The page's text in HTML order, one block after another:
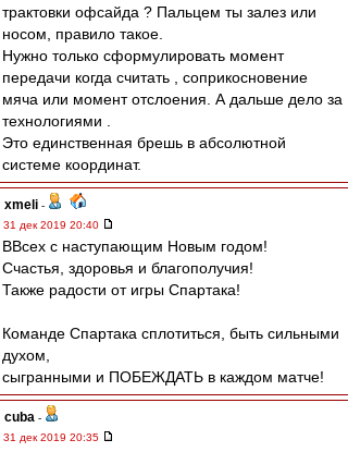
трактовки офсайда ? Пальцем ты залез или
носом, правило такое.
Нужно только сформулировать момент
передачи когда считать , соприкосновение
мяча или момент отслоения. А дальше дело за
технологиями .
Это единственная брешь в абсолютной
системе координат.
xmeli -
31 дек 2019 20:40
ВВсех с наступающим Новым годом!
Счастья, здоровья и благополучия!
Также радости от игры Спартака!
Команде Спартака сплотиться, быть сильными
духом,
сыгранными и ПОБЕЖДАТЬ в каждом матче!
cuba -
31 дек 2019 20:35